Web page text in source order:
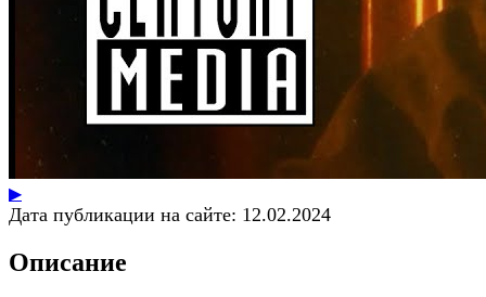
▶
Дата публикации на сайте: 12.02.2024
Описание